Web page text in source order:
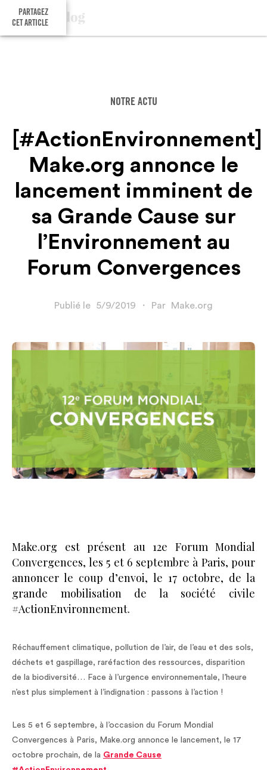
PARTAGEZ
CET ARTICLE
NOTRE ACTU
[#ActionEnvironnement]
Make.org annonce le
lancement imminent de
sa Grande Cause sur
l’Environnement au
Forum Convergences
Publié le 5/9/2019 ・ Par Make.org
Make.org est présent au 12e Forum Mondial
Convergences, les 5 et 6 septembre à Paris, pour
annoncer le coup d’envoi, le 17 octobre, de la
grande mobilisation de la société civile
#ActionEnvironnement.
Réchauffement climatique, pollution de l’air, de l’eau et des sols,
déchets et gaspillage, raréfaction des ressources, disparition
de la biodiversité… Face à l’urgence environnementale, l’heure
n’est plus simplement à l’indignation : passons à l’action !
Les 5 et 6 septembre, à l’occasion du Forum Mondial
Convergences à Paris, Make.org annonce le lancement, le 17
octobre prochain, de la Grande Cause